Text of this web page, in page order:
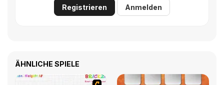
Registrieren Anmelden
ÄHNLICHE SPIELE